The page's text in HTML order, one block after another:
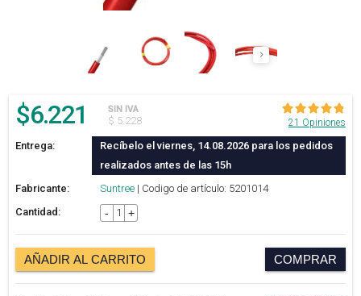
$6.221 SIN IVA
$ 5.228 21 Opiniones
Entrega:
Recíbelo el viernes, 14.08.2026 para los pedidos
realizados antes de las 15h
Fabricante:
Suntree | Codigo de artículo: 5201014
Cantidad:
- +
AÑADIR AL CARRITO COMPRAR